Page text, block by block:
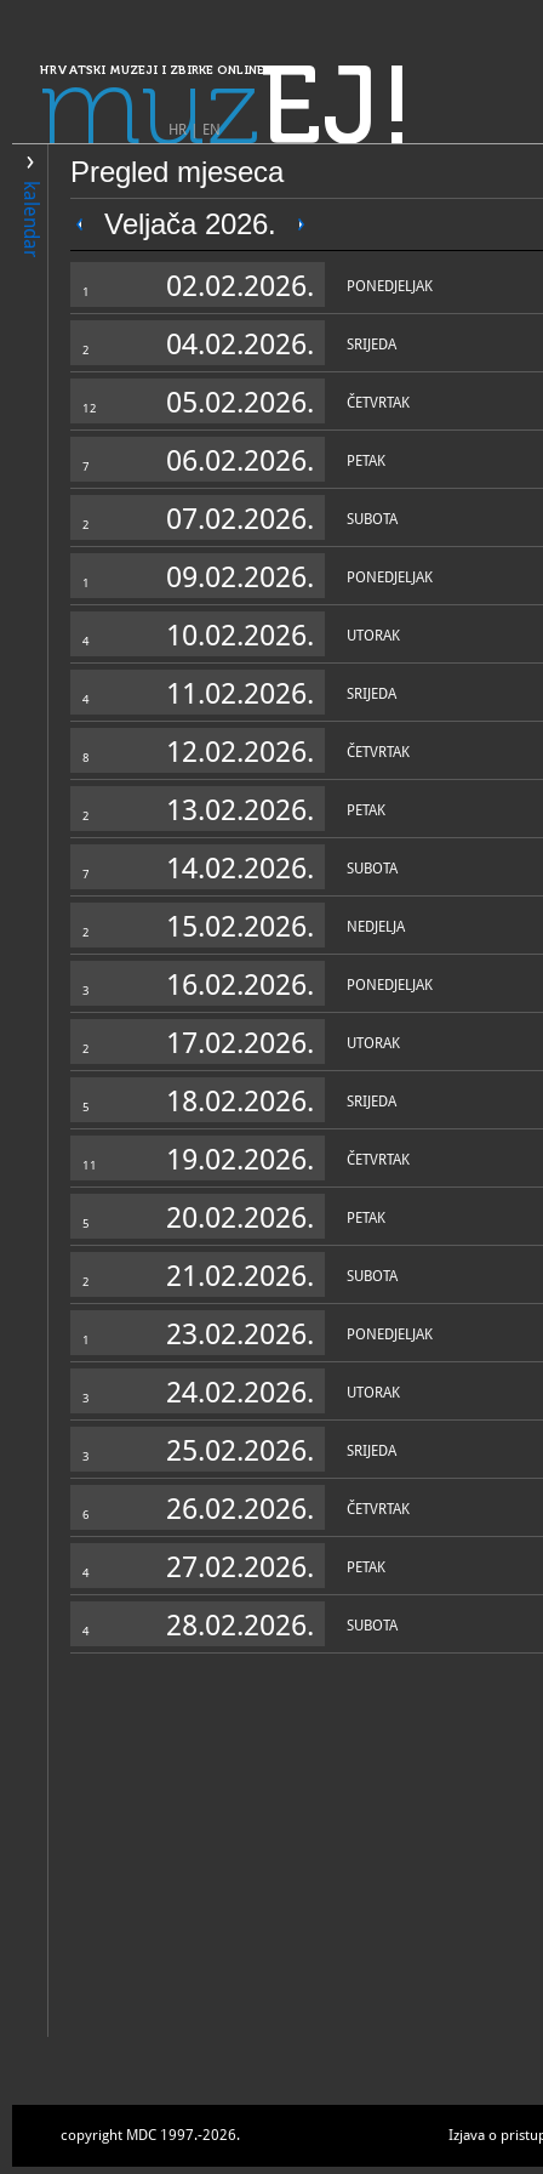
HRVATSKI MUZEJI I ZBIRKE ONLINE
muzEJ!
HR| EN
kalendar
Pregled mjeseca
Veljača 2026.
1 02.02.2026. PONEDJELJAK
2 04.02.2026. SRIJEDA
12 05.02.2026. ČETVRTAK
7 06.02.2026. PETAK
2 07.02.2026. SUBOTA
1 09.02.2026. PONEDJELJAK
4 10.02.2026. UTORAK
4 11.02.2026. SRIJEDA
8 12.02.2026. ČETVRTAK
2 13.02.2026. PETAK
7 14.02.2026. SUBOTA
2 15.02.2026. NEDJELJA
3 16.02.2026. PONEDJELJAK
2 17.02.2026. UTORAK
5 18.02.2026. SRIJEDA
11 19.02.2026. ČETVRTAK
5 20.02.2026. PETAK
2 21.02.2026. SUBOTA
1 23.02.2026. PONEDJELJAK
3 24.02.2026. UTORAK
3 25.02.2026. SRIJEDA
6 26.02.2026. ČETVRTAK
4 27.02.2026. PETAK
4 28.02.2026. SUBOTA
PRETRAŽIVANJE
Dalmacija
Prirodoslovni muzej
OPĆI PODACI
Zbirke
copyright MDC 1997.-2026. Izjava o